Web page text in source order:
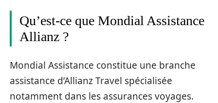
Qu’est-ce que Mondial Assistance
Allianz ?
Mondial Assistance constitue une branche
assistance d’Allianz Travel spécialisée
notamment dans les assurances voyages.